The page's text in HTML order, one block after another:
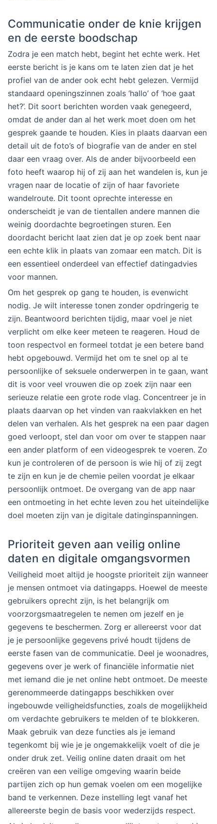
Communicatie onder de knie krijgen
en de eerste boodschap
Zodra je een match hebt, begint het echte werk. Het
eerste bericht is je kans om te laten zien dat je het
profiel van de ander ook echt hebt gelezen. Vermijd
standaard openingszinnen zoals ‘hallo’ of ‘hoe gaat
het?’. Dit soort berichten worden vaak genegeerd,
omdat de ander dan al het werk moet doen om het
gesprek gaande te houden. Kies in plaats daarvan een
detail uit de foto’s of biografie van de ander en stel
daar een vraag over. Als de ander bijvoorbeeld een
foto heeft waarop hij of zij aan het wandelen is, kun je
vragen naar de locatie of zijn of haar favoriete
wandelroute. Dit toont oprechte interesse en
onderscheidt je van de tientallen andere mannen die
weinig doordachte begroetingen sturen. Een
doordacht bericht laat zien dat je op zoek bent naar
een echte klik in plaats van zomaar een match. Dit is
een essentieel onderdeel van effectief datingadvies
voor mannen.
Om het gesprek op gang te houden, is evenwicht
nodig. Je wilt interesse tonen zonder opdringerig te
zijn. Beantwoord berichten tijdig, maar voel je niet
verplicht om elke keer meteen te reageren. Houd de
toon respectvol en formeel totdat je een betere band
hebt opgebouwd. Vermijd het om te snel op al te
persoonlijke of seksuele onderwerpen in te gaan, want
dit is voor veel vrouwen die op zoek zijn naar een
serieuze relatie een grote rode vlag. Concentreer je in
plaats daarvan op het vinden van raakvlakken en het
delen van verhalen. Als het gesprek na een paar dagen
goed verloopt, stel dan voor om over te stappen naar
een ander platform of een videogesprek te voeren. Zo
kun je controleren of de persoon is wie hij of zij zegt
te zijn en kun je de chemie peilen voordat je elkaar
persoonlijk ontmoet. De overgang van de app naar
een ontmoeting in het echte leven zou het uiteindelijke
doel moeten zijn van je digitale datinginspanningen.
Prioriteit geven aan veilig online
daten en digitale omgangsvormen
Veiligheid moet altijd je hoogste prioriteit zijn wanneer
je mensen ontmoet via datingapps. Hoewel de meeste
gebruikers oprecht zijn, is het belangrijk om
voorzorgsmaatregelen te nemen om jezelf en je
gegevens te beschermen. Zorg er allereerst voor dat
je je persoonlijke gegevens privé houdt tijdens de
eerste fasen van de communicatie. Deel je woonadres,
gegevens over je werk of financiële informatie niet
met iemand die je net online hebt ontmoet. De meeste
gerenommeerde datingapps beschikken over
ingebouwde veiligheidsfuncties, zoals de mogelijkheid
om verdachte gebruikers te melden of te blokkeren.
Maak gebruik van deze functies als je iemand
tegenkomt bij wie je je ongemakkelijk voelt of die je
onder druk zet. Veilig online daten draait om het
creëren van een veilige omgeving waarin beide
partijen zich op hun gemak voelen om een mogelijke
band te verkennen. Deze instelling legt vanaf het
allereerste begin de basis voor wederzijds respect.